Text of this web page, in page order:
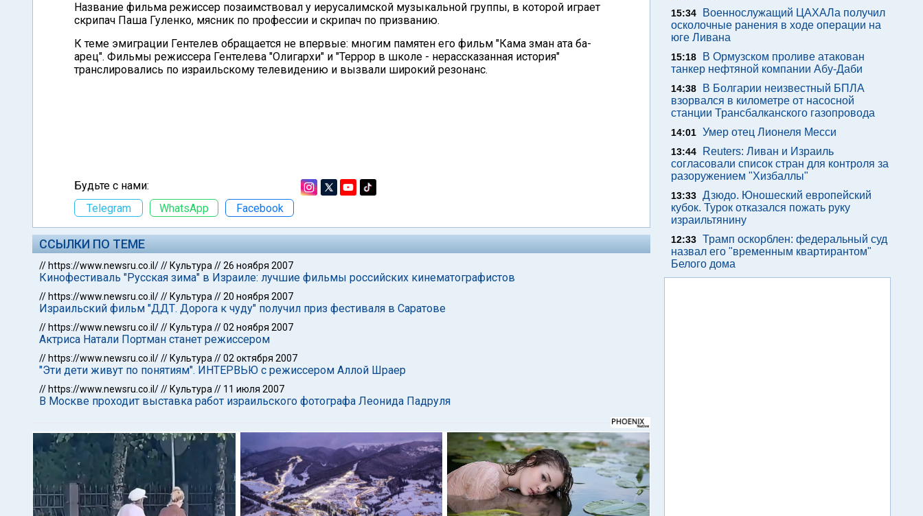
Название фильма режиссер позаимствовал у иерусалимской музыкальной группы, в которой играет
скрипач Паша Гуленко, мясник по профессии и скрипач по призванию.
К теме эмиграции Гентелев обращается не впервые: многим памятен его фильм "Кама зман ата ба-
арец". Фильмы режиссера Гентелева "Олигархи" и "Террор в школе - нерассказанная история"
транслировались по израильскому телевидению и вызвали широкий резонанс.
Будьте с нами:
Telegram
WhatsApp Facebook
ССЫЛКИ ПО ТЕМЕ
// https://www.newsru.co.il/// Культура //26 ноября 2007
Кинофестиваль "Русская зима" в Израиле: лучшие фильмы российских кинематографистов
// https://www.newsru.co.il/// Культура //20 ноября 2007
Израильский фильм "ДДТ. Дорога к чуду" получил приз фестиваля в Саратове
// https://www.newsru.co.il/// Культура //02 ноября 2007
Актриса Натали Портман станет режиссером
// https://www.newsru.co.il/// Культура //02 октября 2007
"Эти дети живут по понятиям". ИНТЕРВЬЮ с режиссером Аллой Шраер
// https://www.newsru.co.il/// Культура // 11 июля 2007
В Москве проходит выставка работ израильского фотографа Леонида Падруля
15:34
Военнослужащий ЦАХАЛа получил
осколочные ранения в ходе операции на
юге Ливана
15:18
В Ормузском проливе атакован
танкер нефтяной компании Абу-Даби
14:38
В Болгарии неизвестный БПЛА
взорвался в километре от насосной
станции Трансбалканского газопровода
14:01 Умер отец Лионеля Месси
13:44
Reuters: Ливан и Израиль
согласовали список стран для контроля за
разоружением "Хизбаллы"
13:33 Дзюдо. Юношеский европейский
кубок. Турок отказался пожать руку
израильтянину
12:33 Трамп оскорблен: федеральный суд
назвал его "временным квартирантом"
Белого дома